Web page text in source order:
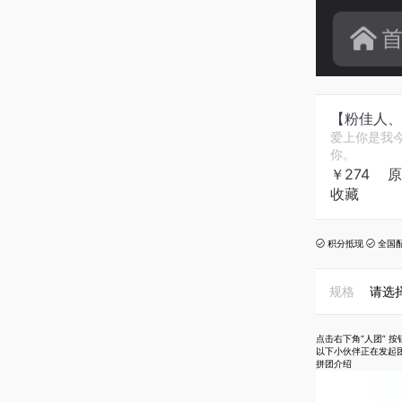
【粉佳人
爱上你是我
你。
￥ 274
收藏
 积分抵现  全国
规格 请选
点击右下角“人团”
以下小伙伴正在发起
拼团介绍